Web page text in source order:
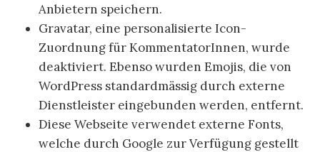
Anbietern speichern.
Gravatar, eine personalisierte Icon-
Zuordnung für KommentatorInnen, wurde
deaktiviert. Ebenso wurden Emojis, die von
WordPress standardmässig durch externe
Dienstleister eingebunden werden, entfernt.
Diese Webseite verwendet externe Fonts,
welche durch Google zur Verfügung gestellt